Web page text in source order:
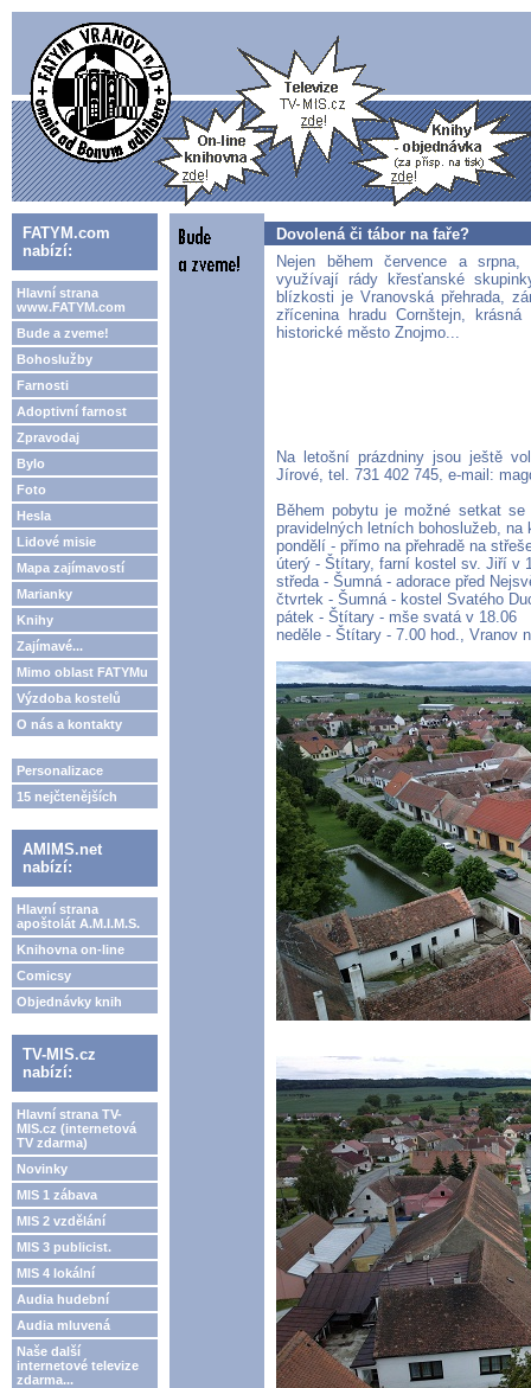
FATYM.com
nabízí:
Hlavní strana
www.FATYM.com
Bude a zveme!
Bohoslužby
Farnosti
Adoptivní farnost
Zpravodaj
Bylo
Foto
Hesla
Lidové misie
Mapa zajímavostí
Marianky
Knihy
Zajímavé...
Mimo oblast FATYMu
Výzdoba kostelů
O nás a kontakty
Personalizace
15 nejčtenějších
AMIMS.net
nabízí:
Hlavní strana
apoštolát A.M.I.M.S.
Knihovna on-line
Comicsy
Objednávky knih
TV-MIS.cz
nabízí:
Hlavní strana TV-
MIS.cz (internetová
TV zdarma)
Novinky
MIS 1 zábava
MIS 2 vzdělání
MIS 3 publicist.
MIS 4 lokální
Audia hudební
Audia mluvená
Naše další
internetové televize
zdarma...
Dovolená či tábor na faře?
Nejen během července a
využívají rády křesťanské
blízkosti je Vranovská přehrada,
zřícenina hradu Cornštejn,
historické město Znojmo...
Na letošní prázdniny jsou ještě
Jírové, tel. 731 402 745, e-mail:
Během pobytu je možné setkat
pravidelných letních bohoslužeb, na
pondělí - přímo na přehradě na
úterý - Štítary, farní kostel sv. Jiří v
středa - Šumná - adorace před
čtvrtek - Šumná - kostel Svatého
pátek - Štítary - mše svatá v 18.06
neděle - Štítary - 7.00 hod., Vranov